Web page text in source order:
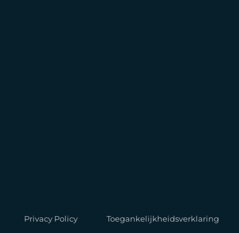
Privacy Policy Toegankelijkheidsverklaring